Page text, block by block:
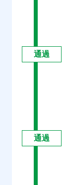
通過
通過